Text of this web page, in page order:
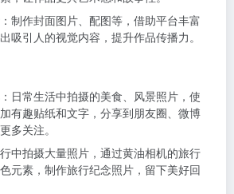
：制作封面图片、配图等，借助平台丰富
吸引人的视觉内容，提升作品传播力。
：日常生活中拍摄的美食、风景照片，使
有趣贴纸和文字，分享到朋友圈、微博
多关注。
行中拍摄大量照片，通过黄油相机的旅行
元素，制作旅行纪念照片，留下美好回